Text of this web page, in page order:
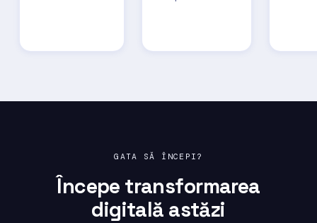
GATA SĂ ÎNCEPI?
Începe transformarea
digitală astăzi